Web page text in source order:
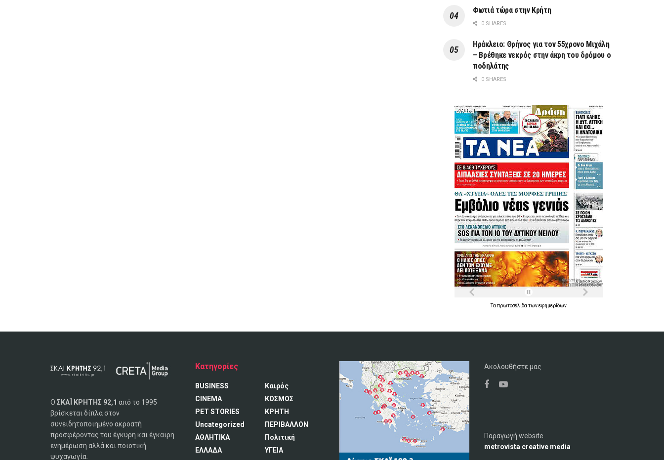
Φωτιά τώρα στην Κρήτη
0 SHARES
Ηράκλειο: Θρήνος για τον 55χρονο Μιχάλη
– Βρέθηκε νεκρός στην άκρη του δρόμου ο
ποδηλάτης
0 SHARES
Τα πρωτοσέλιδα τωνεφημερίδων
Ο ΣΚΑΪ ΚΡΗΤΗΣ 92,1 από το 1995
βρίσκεται δίπλα στον
συνειδητοποιημένο ακροατή
προσφέροντας του έγκυρη και έγκαιρη
ενημέρωση αλλά και ποιοτική
ψυχαγωγία.
Κατηγορίες
BUSINESS
CINEMA
PET STORIES
Uncategorized
ΑΘΛΗΤΙΚΑ
ΕΛΛΑΔΑ
Καιρός
ΚΟΣΜΟΣ
ΚΡΗΤΗ
ΠΕΡΙΒΑΛΛΟΝ
Πολιτική
ΥΓΕΙΑ
Ακολουθήστε μας
Παραγωγή website
metrovista creative media